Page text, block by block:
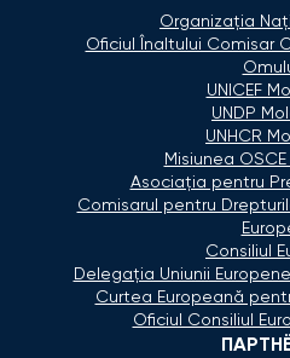
Organizaţia
Oficiul Înaltului Comisar
UNICEF
UNDP
UNHCR
Misiunea
Asociaţia pentru
Comisarul pentru
Consiliul
Delegaţia Uniunii
Curtea Europeană
Oficiul Consiliul